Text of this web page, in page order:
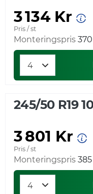
3 134 Kr
Pris / st
Monteringspris
245/50 R19
3 801 Kr
Pris / st
Monteringspris